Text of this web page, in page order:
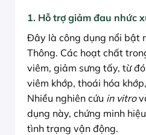
1. Hỗ trợ giảm đau nhức
Đây là công dụng nổi bật
Thông. Các hoạt chất
viêm, giảm sưng tấy, từ
viêm khớp, thoái hóa
Nhiều nghiên cứu in vitro
dụng này, chứng minh
tình trạng vận động.